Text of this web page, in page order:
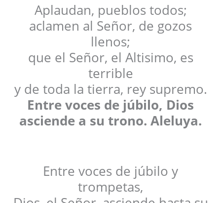
Aplaudan, pueblos todos;
aclamen al Señor, de gozos
llenos;
que el Señor, el Altisimo, es
terrible
y de toda la tierra, rey supremo.
Entre voces de júbilo, Dios
asciende a su trono. Aleluya.
Entre voces de júbilo y
trompetas,